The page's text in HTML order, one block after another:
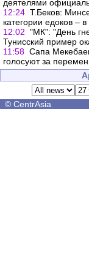
деятелями
12:24 Т.Беков:
категории едоков –
12:02 "МК": "День
Тунисский пример
11:58 Сапа
голосуют за
© CentrAsia